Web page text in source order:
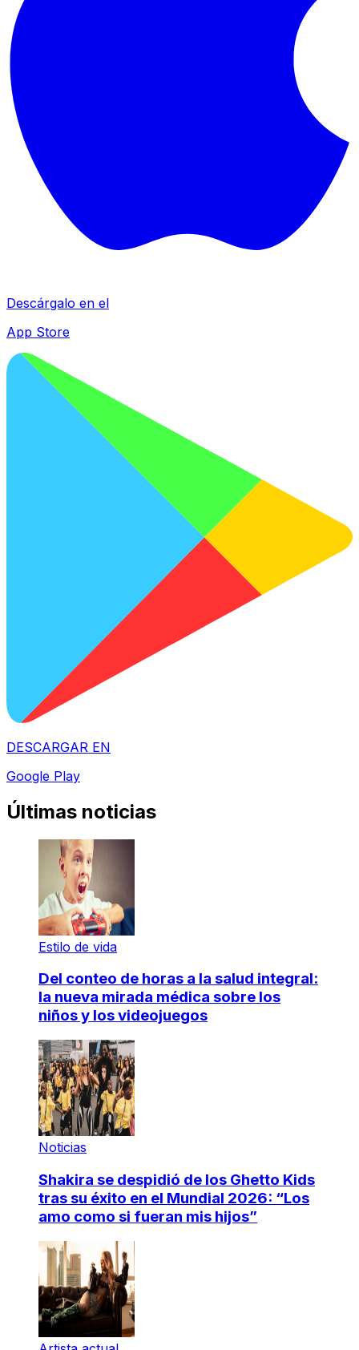
Descárgalo en el
App Store
DESCARGAR EN
Google Play
Últimas noticias
Estilo de vida
Del conteo de horas a la salud integral:
la nueva mirada médica sobre los
niños y los videojuegos
Noticias
Shakira se despidió de los Ghetto Kids
tras su éxito en el Mundial 2026: “Los
amo como si fueran mis hijos”